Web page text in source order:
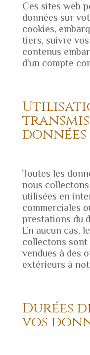
Ces sites web
données sur
cookies,
tiers, suivre
contenus
d’un compte
Toutes les
nous
utilisées en
commerciales
prestations du
En aucun cas,
collectons sont
vendues à des
extérieurs à
Durées
vos